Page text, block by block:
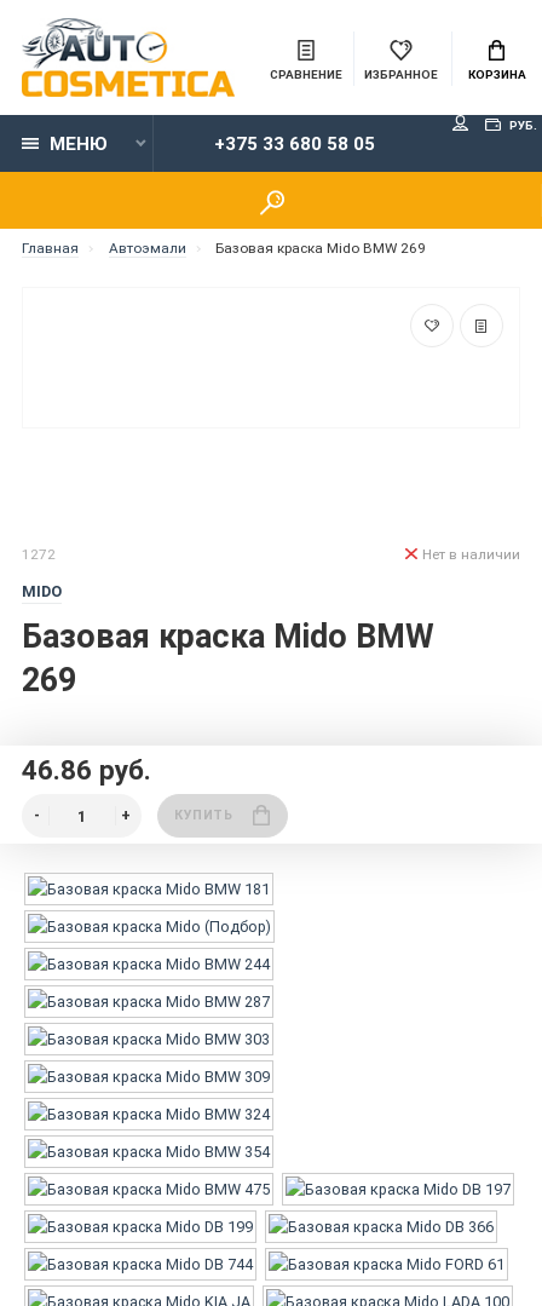
СРАВНЕНИЕ ИЗБРАННОЕ КОРЗИНА
МЕНЮ +375 33 680 58 05
РУБ.
Главная Автоэмали Базовая краска Mido BMW 269
1272
MIDO
Базовая краска Mido BMW
269
Нет в наличии
46.86 руб.
КУПИТЬ